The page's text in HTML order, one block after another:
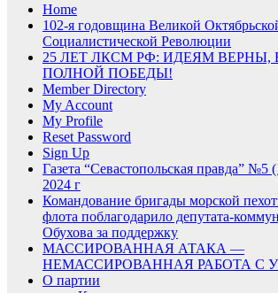
Home
102-я годовщина Великой
Социалистической Революции
25 ЛЕТ ЛКСМ РФ: ИДЕЯМ ВЕРНЫ,
ПОЛНОЙ ПОБЕДЫ!
Member Directory
My Account
My Profile
Reset Password
Sign Up
Газета “Севастопольская правда” №5
2024 г
Командование бригады морской
флота поблагодарило депутата-
Обухова за поддержку
МАССИРОВАННАЯ АТАКА —
НЕМАССИРОВАННАЯ РАБОТА С
О партии